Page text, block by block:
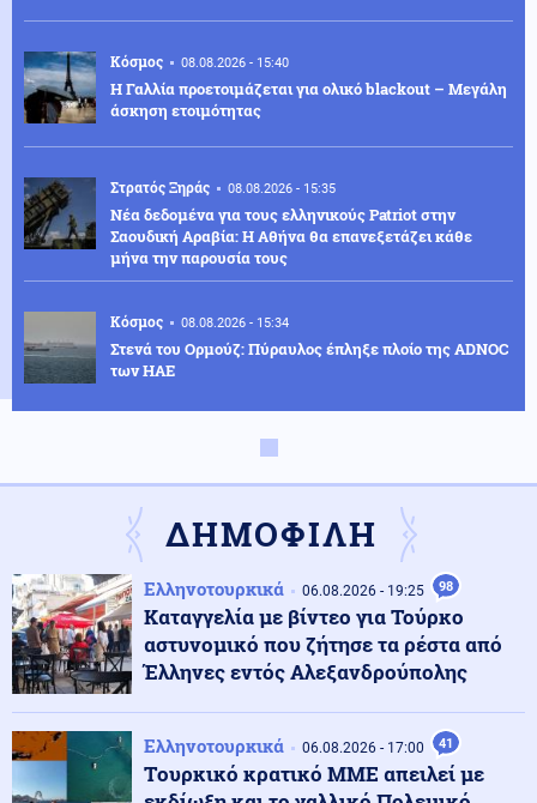
Κόσμος 08.08.2026 - 15:40
Η Γαλλία προετοιμάζεται για ολικό blackout – Μεγάλη
άσκηση ετοιμότητας
Στρατός Ξηράς 08.08.2026 - 15:35
Νέα δεδομένα για τους ελληνικούς Patriot στην
Σαουδική Αραβία: Η Αθήνα θα επανεξετάζει κάθε
μήνα την παρουσία τους
Κόσμος 08.08.2026 - 15:34
Στενά του Ορμούζ: Πύραυλος έπληξε πλοίο της ADNOC
των ΗΑΕ
Κοινωνία
Λυκαβηττός: Σε 57χρονη γυναίκα που είχε εξαφανιστεί
ανήκει η σορός
Κοινωνία
Πυροσβεστική: Πολύ υψηλός κίνδυνος αύριο για
Αττική και άλλες 15 περιοχές
ΔΗΜΟΦΙΛΗ
Ελληνοτουρκικά 06.08.2026 - 19:25 98
Καταγγελία με βίντεο για Τούρκο
αστυνομικό που ζήτησε τα ρέστα από
Έλληνες εντός Αλεξανδρούπολης
Ελληνοτουρκικά 06.08.2026 - 17:00 41
Tουρκικό κρατικό ΜΜΕ απειλεί με